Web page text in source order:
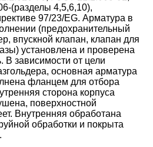
(разделы 4,5,6,10),
97/23/EG. Арматура в
(предохранительный
впускной клапан, клапан для
установлена и проверена
В зависимости от цели
основная арматура
фланцем для отбора
сторона корпуса
поверхностной
Внутренняя обработана
обработки и покрыта